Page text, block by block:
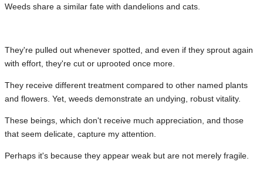
Weeds share a similar fate with dandelions and cats.
They're pulled out whenever spotted, and even if they sprout again
with effort, they're cut or uprooted once more.
They receive different treatment compared to other named plants
and flowers. Yet, weeds demonstrate an undying, robust vitality.
These beings, which don't receive much appreciation, and those
that seem delicate, capture my attention.
Perhaps it's because they appear weak but are not merely fragile.